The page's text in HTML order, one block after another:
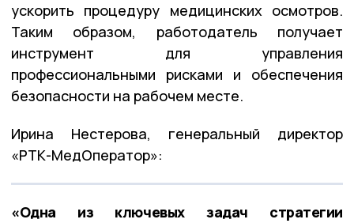
ускорить процедуру медицинских осмотров.
Таким образом, работодатель получает
инструмент для управления
профессиональными рисками и обеспечения
безопасности на рабочем месте.
Ирина Нестерова, генеральный директор
«РТК-МедОператор»:
«Одна из ключевых задач стратегии